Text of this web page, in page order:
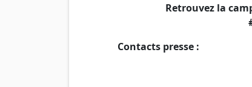
Retrouvez la
Contacts presse :